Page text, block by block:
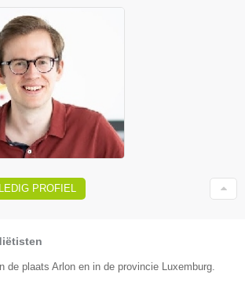
PROFIEL
de plaats Arlon en in de provincie Luxemburg.